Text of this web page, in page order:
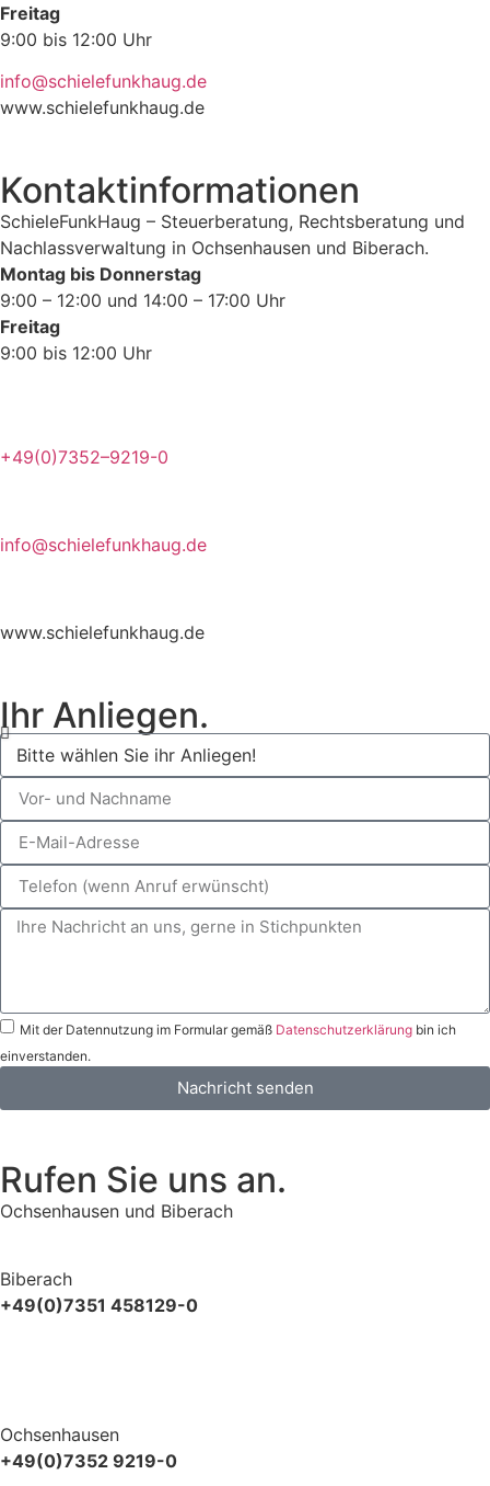
Freitag
9:00 bis 12:00 Uhr
info@schielefunkhaug.de
www.schielefunkhaug.de
Kontaktinformationen
SchieleFunkHaug – Steuerberatung, Rechtsberatung und
Nachlassverwaltung in Ochsenhausen und Biberach.
Montag bis Donnerstag
9:00 – 12:00 und 14:00 – 17:00 Uhr
Freitag
9:00 bis 12:00 Uhr
+49(0)7352–9219-0
info@schielefunkhaug.de
www.schielefunkhaug.de
Ihr Anliegen.
Mit der Datennutzung im Formular gemäß Datenschutzerklärung bin ich
einverstanden.
Nachricht senden
Rufen Sie uns an.
Ochsenhausen und Biberach
Biberach
+49(0)7351 458129-0
Ochsenhausen
+49(0)7352 9219-0